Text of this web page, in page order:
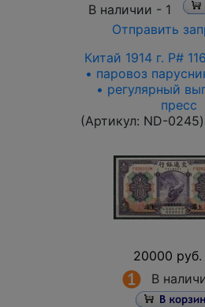
В наличии - 1
Отправить
Китай 1914 г. P#
• паровоз
• регулярный
пресс
(Артикул: ND-0245)
20000 руб.
В